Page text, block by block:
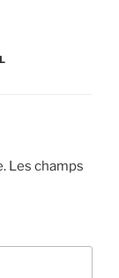
Les champs